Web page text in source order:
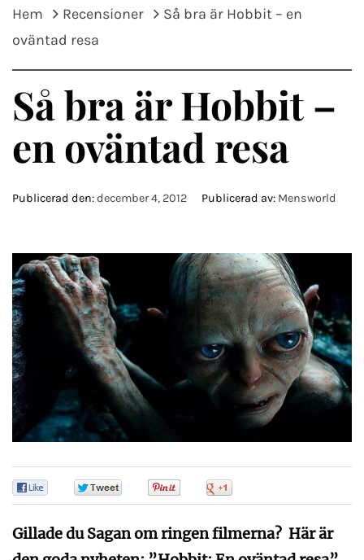
Hem Recensioner
Så bra är Hobbit – en
oväntad resa
Så bra är Hobbit –
en oväntad resa
Publicerad den:december 4, 2012 Publicerad av: Mensworld
Gillade du Sagan om ringen filmerna? Här är